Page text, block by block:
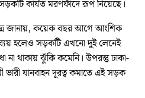
কার্যত মরণফাঁদে রূপ নিয়েছে।
কয়েক বছর আগে আংশিক
হলেও সড়কটি এখনো দুই লেনেই
না থাকায় ঝুঁকি কমেনি। উপরন্তু ঢাকা-
ভারী যানবাহন দূরত্ব কমাতে এই সড়ক